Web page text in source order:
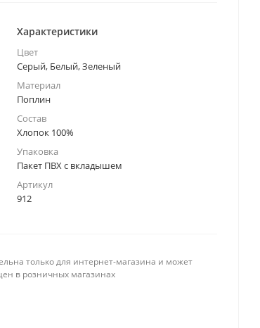
Характеристики
Цвет
Серый, Белый, Зеленый
Материал
Поплин
Состав
Хлопок 100%
Упаковка
Пакет ПВХ с вкладышем
Артикул
912
только для интернет-магазина и может
в розничных магазинах